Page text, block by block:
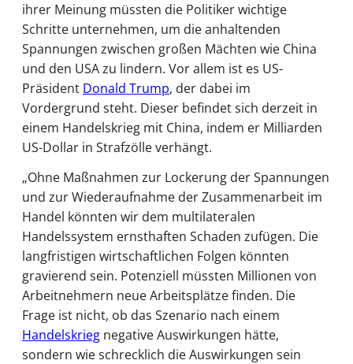
ihrer Meinung müssten die Politiker wichtige
Schritte unternehmen, um die anhaltenden
Spannungen zwischen großen Mächten wie China
und den USA zu lindern. Vor allem ist es US-
Präsident Donald Trump, der dabei im
Vordergrund steht. Dieser befindet sich derzeit in
einem Handelskrieg mit China, indem er Milliarden
US-Dollar in Strafzölle verhängt.
„Ohne Maßnahmen zur Lockerung der Spannungen
und zur Wiederaufnahme der Zusammenarbeit im
Handel könnten wir dem multilateralen
Handelssystem ernsthaften Schaden zufügen. Die
langfristigen wirtschaftlichen Folgen könnten
gravierend sein. Potenziell müssten Millionen von
Arbeitnehmern neue Arbeitsplätze finden. Die
Frage ist nicht, ob das Szenario nach einem
Handelskrieg negative Auswirkungen hätte,
sondern wie schrecklich die Auswirkungen sein